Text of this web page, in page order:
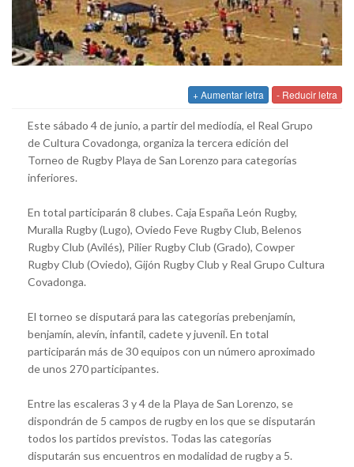
+ Aumentar letra - Reducir letra
Este sábado 4 de junio, a partir del mediodía, el Real Grupo
de Cultura Covadonga, organiza la tercera edición del
Torneo de Rugby Playa de San Lorenzo para categorías
inferiores.
En total participarán 8 clubes. Caja España León Rugby,
Muralla Rugby (Lugo), Oviedo Feve Rugby Club, Belenos
Rugby Club (Avilés), Pilier Rugby Club (Grado), Cowper
Rugby Club (Oviedo), Gijón Rugby Club y Real Grupo Cultura
Covadonga.
El torneo se disputará para las categorías prebenjamín,
benjamín, alevín, infantil, cadete y juvenil. En total
participarán más de 30 equipos con un número aproximado
de unos 270 participantes.
Entre las escaleras 3 y 4 de la Playa de San Lorenzo, se
dispondrán de 5 campos de rugby en los que se disputarán
todos los partidos previstos. Todas las categorías
disputarán sus encuentros en modalidad de rugby a 5.